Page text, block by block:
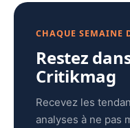
CHAQUE SEMAINE
Restez
Critikmag
Recevez les
analyses à ne pas